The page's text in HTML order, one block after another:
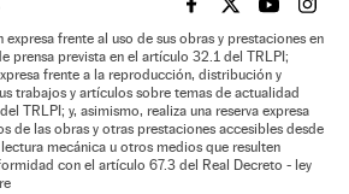
EL PAÍS BRASIL EN
EL PAÍSEL PAÍS
EL
frente al uso de sus obras y prestaciones en
prensa prevista en el artículo 32.1 del TRLPI;
frente a la reproducción, distribución y
trabajos y artículos sobre temas de actualidad
TRLPI; y, asimismo, realiza una reserva expresa
de las obras y otras prestaciones accesibles desde
mecánica u otros medios que resulten
con el artículo 67.3 del Real Decreto - ley